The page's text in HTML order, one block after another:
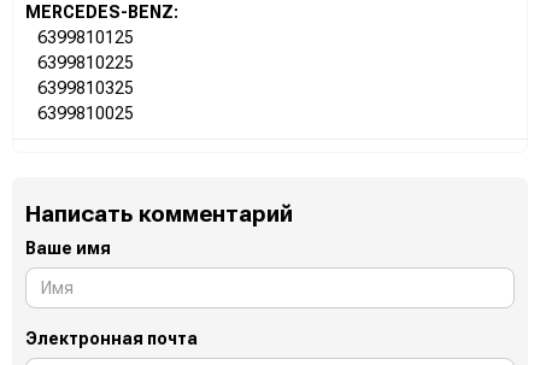
MERCEDES-BENZ:
6399810125
6399810225
6399810325
6399810025
Написать комментарий
Ваше имя
Электронная почта